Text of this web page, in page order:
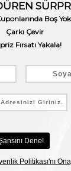
Bilgi Al